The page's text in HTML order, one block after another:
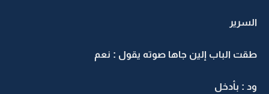
السرير
طقت الباب إلين جاها صوته يقول : نعم
ود : بأدخل